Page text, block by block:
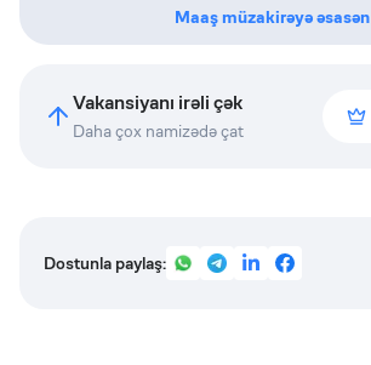
Maaş müzakirəyə əsasən
Vakansiyanı irəli çək
Daha çox namizədə çat
Dostunla paylaş: